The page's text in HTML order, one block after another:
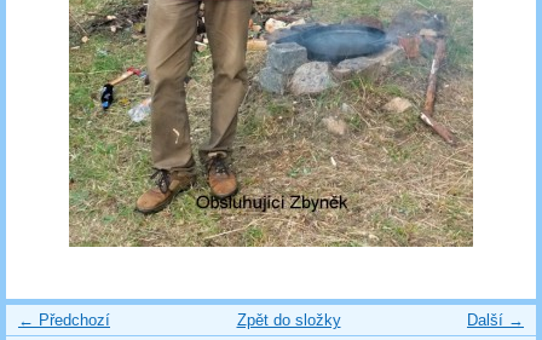
← Předchozí Další →
Zpět do složky